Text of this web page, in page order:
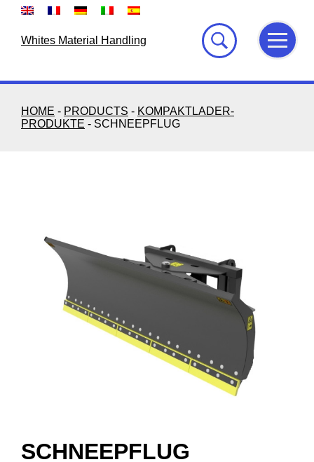
Skip
Whites Material Handling
HOME - PRODUCTS - KOMPAKTLADER-
PRODUKTE - SCHNEEPFLUG
SCHNEEPFLUG